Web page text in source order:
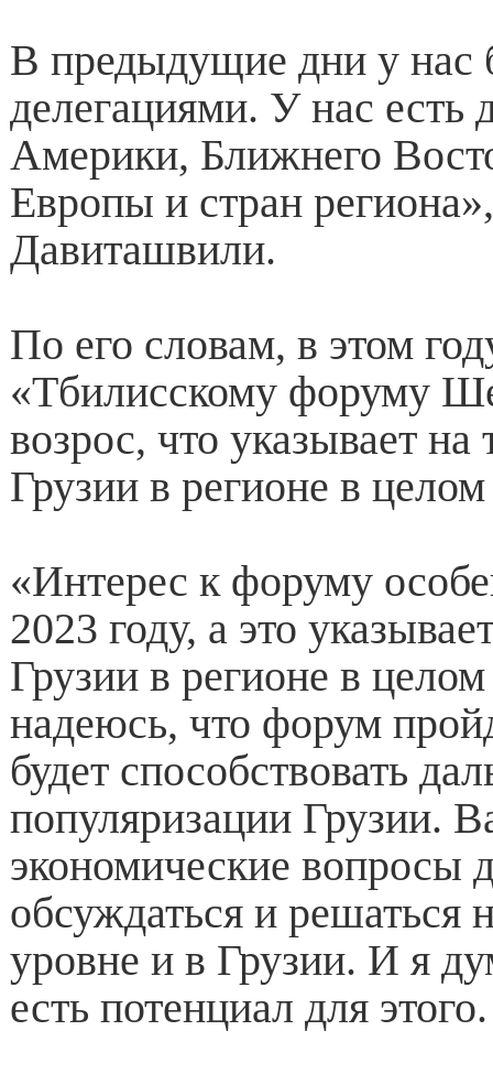
В предыдущие дни у нас
делегациями. У нас есть
Америки, Ближнего
Европы и стран
Давиташвили.
По его словам, в этом
«Тбилисскому форуму
возрос, что указывает на
Грузии в регионе в целом
«Интерес к форуму
2023 году, а это
Грузии в регионе в
надеюсь, что форум
будет способствовать
популяризации Грузии.
экономические вопросы
обсуждаться и решаться
уровне и в Грузии. И я
есть потенциал для этого.